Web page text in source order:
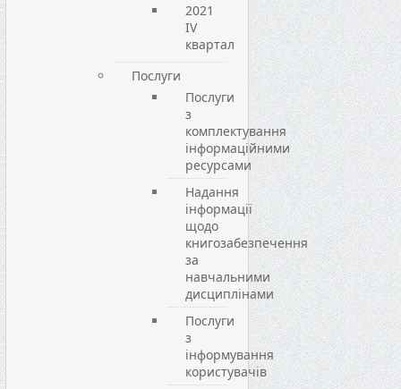
2021
IV
квартал
Послуги
Послуги
з
комплектування
інформаційними
ресурсами
Надання
інформації
щодо
книгозабезпечення
за
навчальними
дисциплінами
Послуги
з
інформування
користувачів